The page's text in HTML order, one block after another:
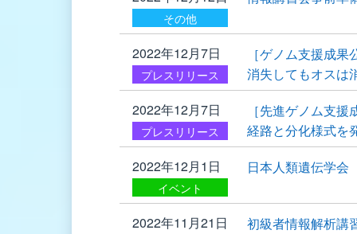
その他
2022年12月7日
プレスリリース
［ゲノム支援成
消失してもオス
2022年12月7日
プレスリリース
［先進ゲノム支
経路と分化様式を
2022年12月1日
イベント
日本人類遺伝学
2022年11月21日 初級者情報解析講